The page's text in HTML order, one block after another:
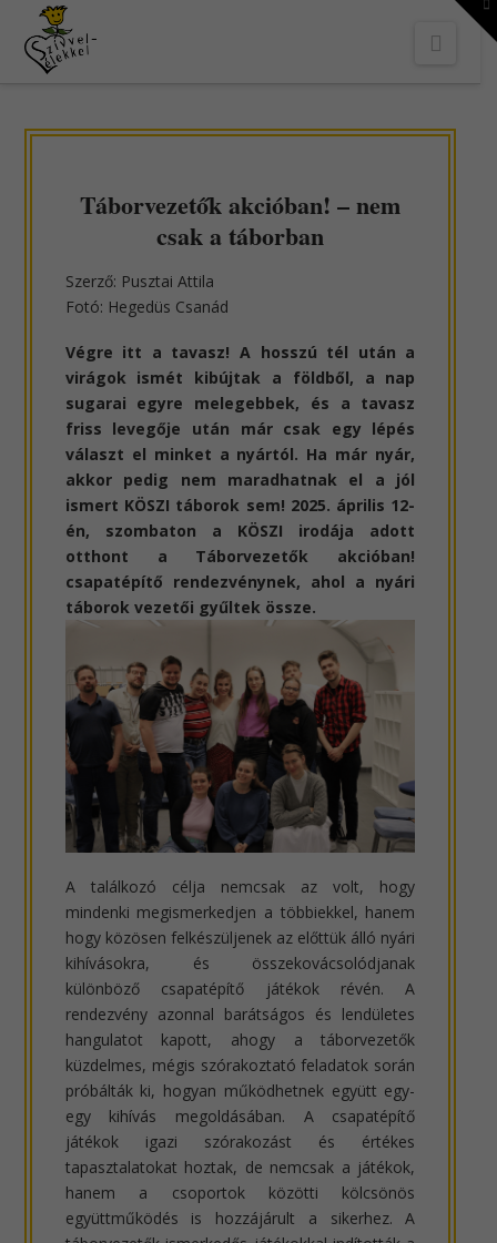
Táborvezetők akcióban! – nem
csak a táborban
Szerző: Pusztai Attila
Fotó: Hegedüs Csanád
Végre itt a tavasz! A hosszú tél után a
virágok ismét kibújtak a földből, a nap
sugarai egyre melegebbek, és a tavasz
friss levegője után már csak egy lépés
választ el minket a nyártól. Ha már nyár,
akkor pedig nem maradhatnak el a jól
ismert KÖSZI táborok sem! 2025. április 12-
én, szombaton a KÖSZI irodája adott
otthont a Táborvezetők akcióban!
csapatépítő rendezvénynek, ahol a nyári
táborok vezetői gyűltek össze.
A találkozó célja nemcsak az volt, hogy
mindenki megismerkedjen a többiekkel, hanem
hogy közösen felkészüljenek az előttük álló nyári
kihívásokra, és összekovácsolódjanak
különböző csapatépítő játékok révén. A
rendezvény azonnal barátságos és lendületes
hangulatot kapott, ahogy a táborvezetők
küzdelmes, mégis szórakoztató feladatok során
próbálták ki, hogyan működhetnek együtt egy-
egy kihívás megoldásában. A csapatépítő
játékok igazi szórakozást és értékes
tapasztalatokat hoztak, de nemcsak a játékok,
hanem a csoportok közötti kölcsönös
együttműködés is hozzájárult a sikerhez. A